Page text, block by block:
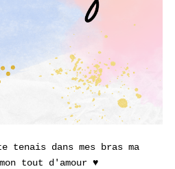
dans mes bras ma
tout d'amour ♥